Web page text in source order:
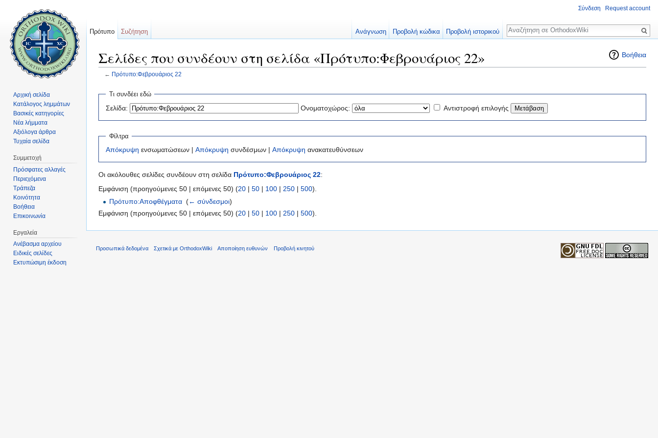
Βοήθεια
Σελίδες που συνδέουν στη σελίδα «Πρότυπο:Φεβρουάριος 22»
← Πρότυπο:Φεβρουάριος 22
Τι συνδέει εδώ
Σελίδα: Ονοματοχώρος: Αντιστροφή επιλογής
Φίλτρα
Απόκρυψη ενσωματώσεων | Απόκρυψη συνδέσμων | Απόκρυψη ανακατευθύνσεων
Οι ακόλουθες σελίδες συνδέουν στη σελίδα Πρότυπο:Φεβρουάριος 22:
Εμφάνιση (προηγούμενες 50 | επόμενες 50) (20 | 50 | 100 | 250 | 500).
Πρότυπο:Αποφθέγματα ‎(← σύνδεσμοι)
Εμφάνιση (προηγούμενες 50 | επόμενες 50) (20 | 50 | 100 | 250 | 500).
Σύνδεση Request account
Πρότυπο Συζήτηση Ανάγνωση Προβολή κώδικα Προβολή ιστορικού
Αναζήτηση
Αρχική σελίδα
Κατάλογος λημμάτων
Βασικές κατηγορίες
Νέα λήμματα
Αξιόλογα άρθρα
Τυχαία σελίδα
Συμμετοχή
Πρόσφατες αλλαγές
Περιεχόμενα
Τράπεζα
Κοινότητα
Βοήθεια
Επικοινωνία
Εργαλεία
Ανέβασμα αρχείου
Ειδικές σελίδες
Εκτυπώσιμη έκδοση
Προσωπικά δεδομένα Σχετικά με OrthodoxWiki Αποποίηση ευθυνών Προβολή κινητού